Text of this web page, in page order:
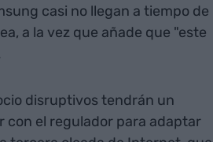
casi no llegan a tiempo de
a la vez que añade que "este
disruptivos tendrán un
con el regulador para adaptar